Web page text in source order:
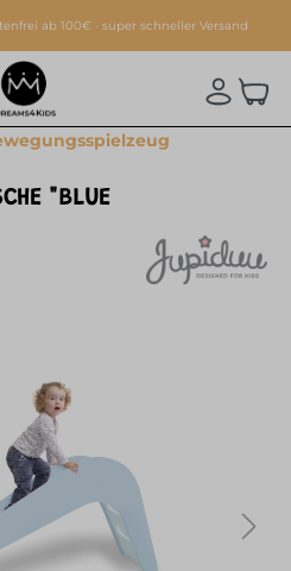
ab 100€ · super schneller Versand
"BLUE